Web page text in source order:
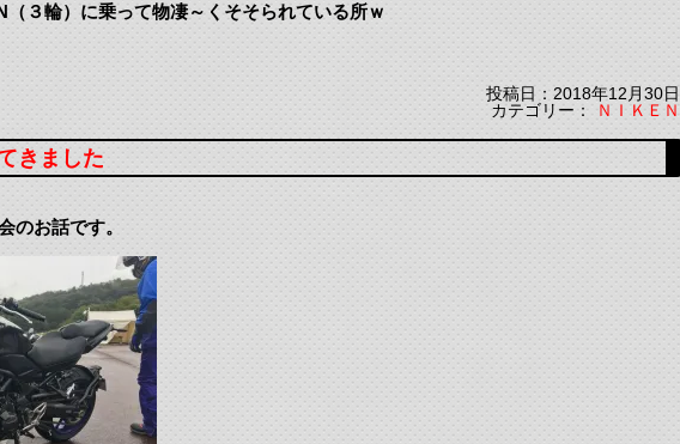
３輪）に乗って物凄～くそそられている所ｗ
投稿日：2018年12月30日
カテゴリー：ＮＩＫＥＮ
きました
のお話です。